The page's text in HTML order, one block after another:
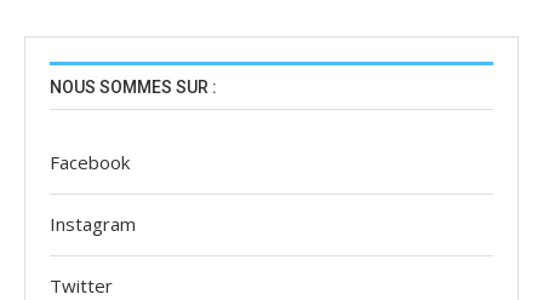
NOUS SOMMES SUR :
Facebook
Instagram
Twitter